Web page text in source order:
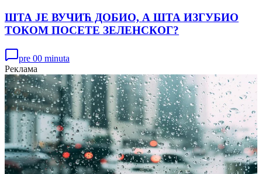
ШТА ЈЕ ВУЧИЋ ДОБИО, А ШТА ИЗГУБИО
ТОКОМ ПОСЕТЕ ЗЕЛЕНСКОГ?
pre 00 minuta
Реклама